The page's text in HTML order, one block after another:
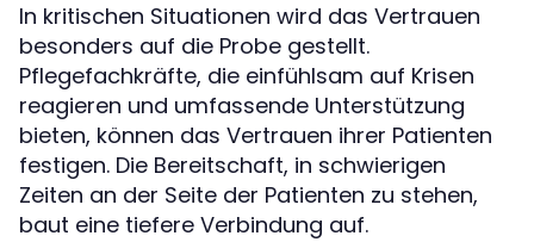
In kritischen Situationen wird das Vertrauen
besonders auf die Probe gestellt.
Pflegefachkräfte, die einfühlsam auf Krisen
reagieren und umfassende Unterstützung
bieten, können das Vertrauen ihrer Patienten
festigen. Die Bereitschaft, in schwierigen
Zeiten an der Seite der Patienten zu stehen,
baut eine tiefere Verbindung auf.